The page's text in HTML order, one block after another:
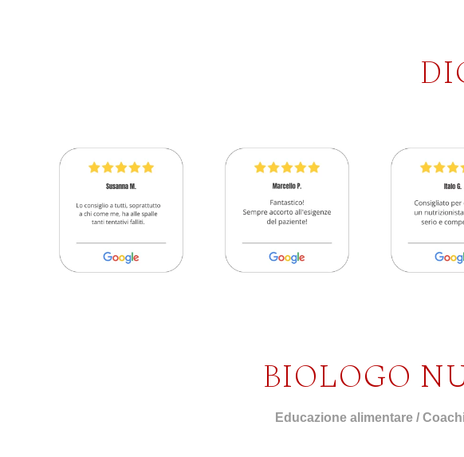
BIOLOGO
Educazione alimentare /